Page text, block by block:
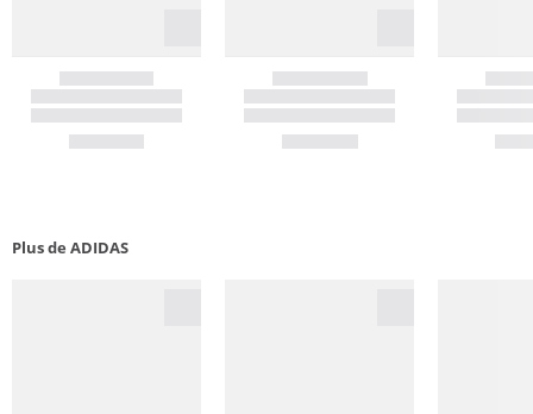
Plus de ADIDAS